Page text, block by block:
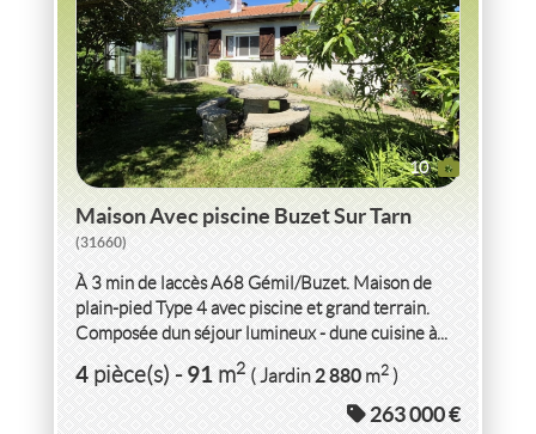
10
Maison Avec piscine Buzet Sur Tarn
(31660)
À 3 min de laccès A68 Gémil/Buzet. Maison de
plain-pied Type 4 avec piscine et grand terrain.
Composée dun séjour lumineux - dune cuisine à...
4pièce(s)-91m2 ( Jardin2 880m2)
263 000 €
VENTEMAISONÀ RAFRAÎCHIRMETZING(57980)
MAISON METZING